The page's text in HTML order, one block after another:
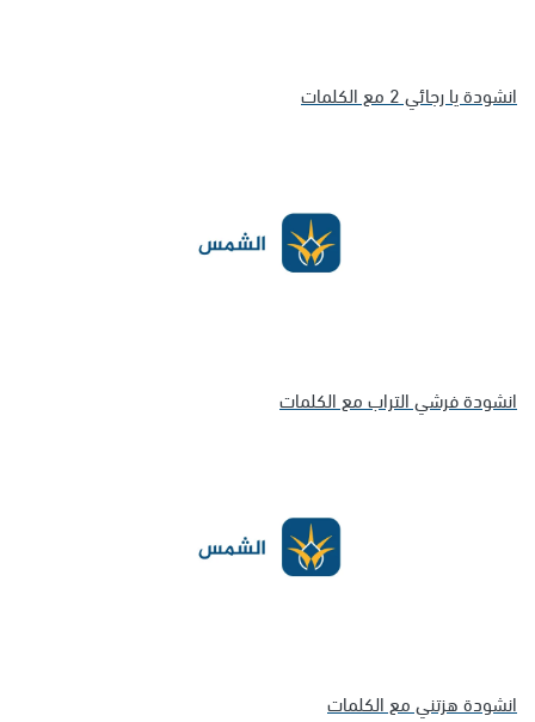
انشودة يا رجائي 2 مع الكلمات
انشودة فرشي التراب مع الكلمات
انشودة هزتني مع الكلمات